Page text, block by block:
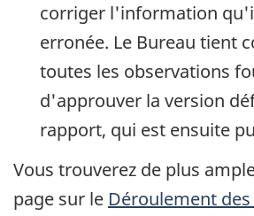
corriger l'information
erronée. Le Bureau tient
toutes les observations
d'approuver la version
rapport, qui est ensuite
Vous trouverez de plus
page sur le Déroulement